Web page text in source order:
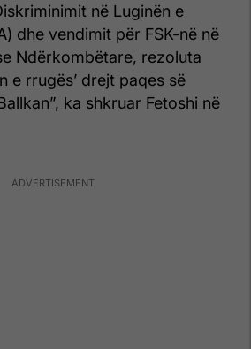
në Luginën e
dhe vendimit për FSK-në në
Ndërkombëtare, rezoluta
e rrugës’ drejt paqes së
ka shkruar Fetoshi në